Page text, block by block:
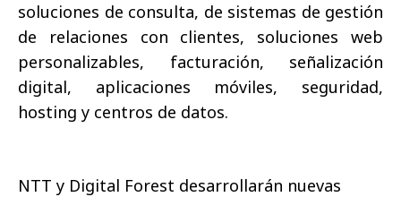
soluciones de consulta, de sistemas de gestión
de relaciones con clientes, soluciones web
personalizables, facturación, señalización
digital, aplicaciones móviles, seguridad,
hosting y centros de datos.
NTT y Digital Forest desarrollarán nuevas